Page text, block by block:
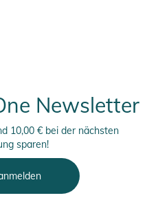
Newsletter
10,00 € bei der nächsten
sparen!